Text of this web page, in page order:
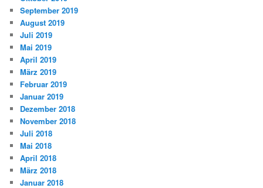
September 2019
August 2019
Juli 2019
Mai 2019
April 2019
März 2019
Februar 2019
Januar 2019
Dezember 2018
November 2018
Juli 2018
Mai 2018
April 2018
März 2018
Januar 2018